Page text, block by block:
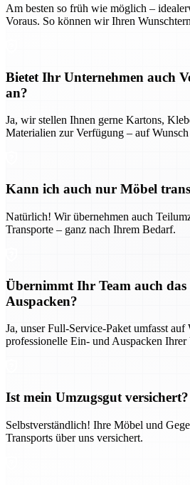
Am besten so früh wie möglich –
Voraus. So können wir Ihren
Bietet Ihr Unternehmen auch
an?
Ja, wir stellen Ihnen gerne Kartons,
Materialien zur Verfügung – auf
Kann ich auch nur Möbel
Natürlich! Wir übernehmen auch
Transporte – ganz nach Ihrem Bedarf.
Übernimmt Ihr Team auch
Auspacken?
Ja, unser Full-Service-Paket umfasst auf
professionelle Ein- und Auspacken Ihrer
Ist mein Umzugsgut versichert?
Selbstverständlich! Ihre Möbel und
Transports über uns versichert.